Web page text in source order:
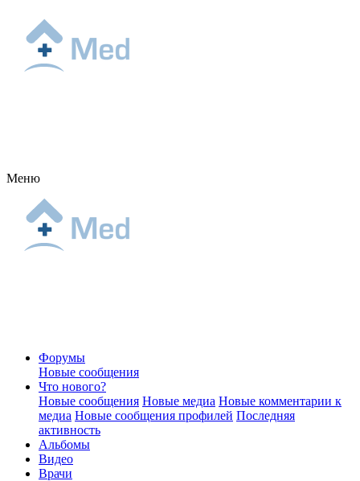
Меню
Форумы
Новые сообщения
Что нового?
Новые сообщения Новые медиа Новые комментарии к
медиа Новые сообщения профилей Последняя
активность
Альбомы
Видео
Врачи